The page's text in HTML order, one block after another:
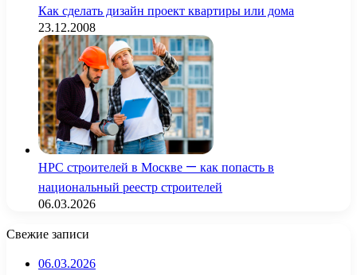
Как сделать дизайн проект квартиры или дома
23.12.2008
НРС строителей в Москве — как попасть в
национальный реестр строителей
06.03.2026
Свежие записи
06.03.2026